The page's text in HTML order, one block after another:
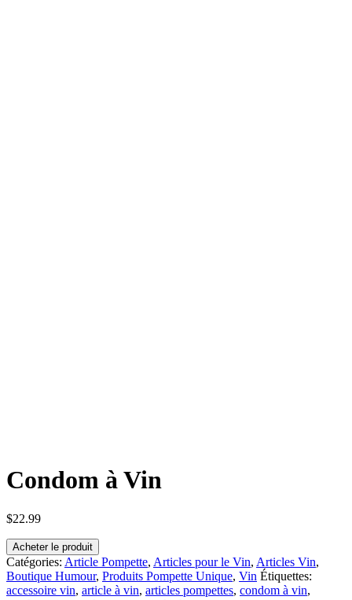
Condom à Vin
$22.99
Acheter le produit
Catégories: Article Pompette, Articles pour le Vin, Articles Vin,
Boutique Humour, Produits Pompette Unique, Vin Étiquettes:
accessoire vin, article à vin, articles pompettes, condom à vin,